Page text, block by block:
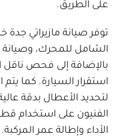
على الطريق.
توفر صيانة مازيراتي
الشامل للمحرك، وصيانة
بالإضافة إلى فحص ناقل
استقرار السيارة. كما
لتحديد الأعطال بدقة
الفنيون على استخدام
الأداء وإطالة عمر